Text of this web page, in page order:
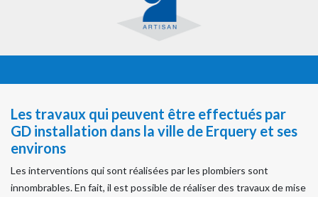
Les travaux qui peuvent être effectués par
GD installation dans la ville de Erquery et ses
environs
Les interventions qui sont réalisées par les plombiers sont
innombrables. En fait, il est possible de réaliser des travaux de mise